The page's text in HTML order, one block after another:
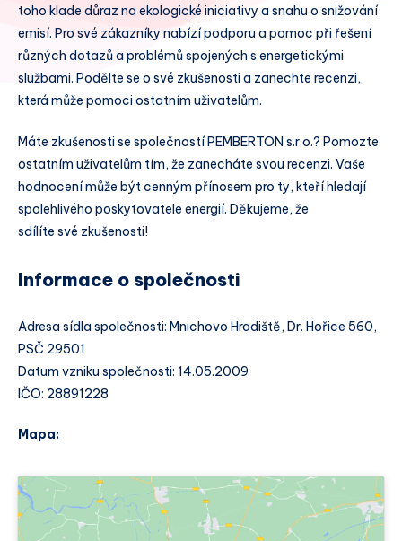
toho klade důraz na ekologické iniciativy a snahu o snižování
emisí. Pro své zákazníky nabízí podporu a pomoc při řešení
různých dotazů a problémů spojených s energetickými
službami. Podělte se o své zkušenosti a zanechte recenzi,
která může pomoci ostatním uživatelům.
Máte zkušenosti se společností PEMBERTON s.r.o.? Pomozte
ostatním uživatelům tím, že zanecháte svou recenzi. Vaše
hodnocení může být cenným přínosem pro ty, kteří hledají
spolehlivého poskytovatele energií. Děkujeme, že
sdílíte své zkušenosti!
Informace o společnosti
Adresa sídla společnosti: Mnichovo Hradiště, Dr. Hořice 560,
PSČ 29501
Datum vzniku společnosti: 14.05.2009
IČO: 28891228
Mapa: